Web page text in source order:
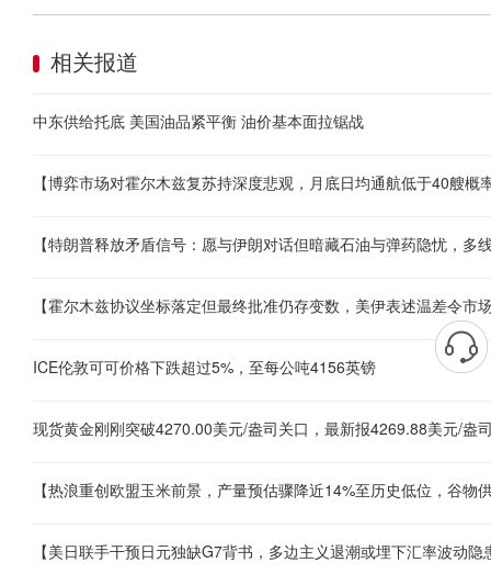
相关报道
中东供给托底 美国油品紧平衡 油价基本面拉锯战
ICE伦敦可可价格下跌超过5%，至每公吨4156英镑